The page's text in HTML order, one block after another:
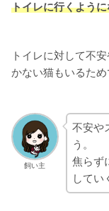
トイレに行くよう
トイレに対して不
かない猫もいるため
飼い主
不安や
う。
焦らず
してい